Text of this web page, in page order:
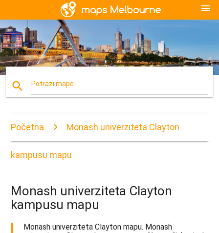
menu
search Potrazi mape
Početna Monash univerziteta Clayton
kampusu mapu
Monash univerziteta Clayton
kampusu mapu
Monash univerziteta Clayton mapu. Monash